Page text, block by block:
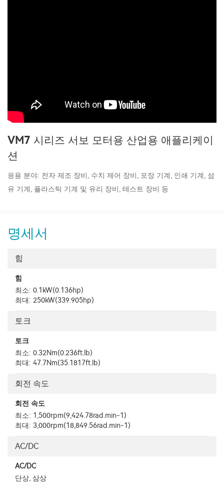
VM7 시리즈 서보 모터용 산업용 애플리케이
션
응용 분야: 전자 제조 장비, 수치 제어 장비, 포장 기계, 인쇄 기계, 섬
유 기계, 플라스틱 기계 및 유리 장비, 테스트 장비 등
명세서
힘
힘
최소: 0.1kW(0.136hp)
최대: 250kW(339.905hp)
토크
토크
최소: 0.32Nm(0.236ft.lb)
최대: 47.7Nm(35.1817ft.lb)
회전 속도
회전 속도
최소: 1,500rpm(9,424.78rad.min-1)
최대: 3,000rpm(18,849.56rad.min-1)
AC/DC
AC/DC
단상, 삼상